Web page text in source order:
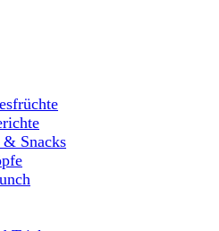
Snacks